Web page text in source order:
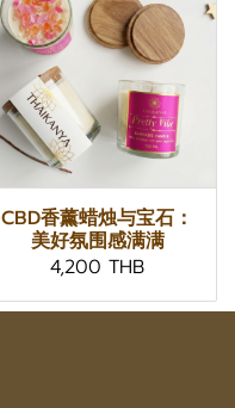
CBD香薰蜡烛与宝石：
美好氛围感满满
4,200 THB